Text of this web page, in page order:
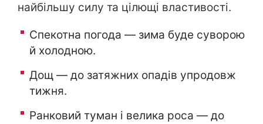
найбільшу силу та цілющі властивості.
Спекотна погода — зима буде суворою
й холодною.
Дощ — до затяжних опадів упродовж
тижня.
Ранковий туман і велика роса — до